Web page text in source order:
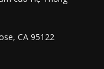
CA 95122